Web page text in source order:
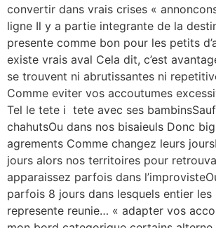
convertir dans vrais crises «
ligne Il y a partie integrante de la
presente comme bon pour les petits
existe vrais aval Cela dit, c’est
se trouvent ni abrutissantes ni
Comme eviter vos accoutumes
Tel le tete i tete avec ses
chahutsOu dans nos bisaieuls Donc
agrements Comme changez leurs
jours alors nos territoires pour
apparaissez parfois dans
parfois 8 jours dans lesquels entier les
represente reunie… « adapter vos